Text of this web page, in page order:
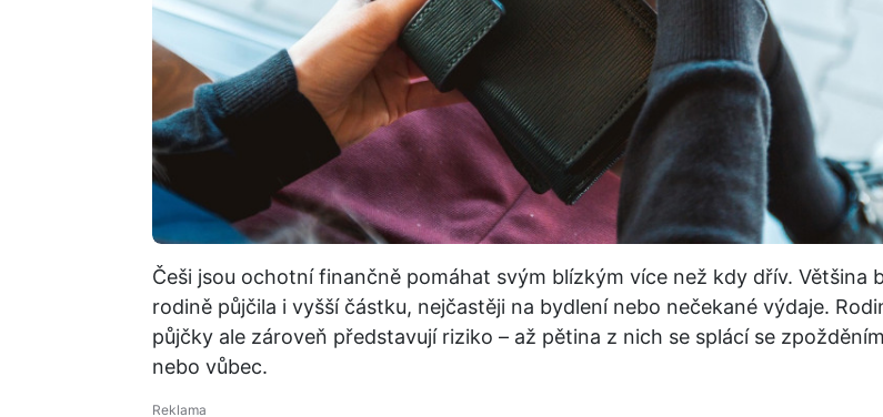
Češi jsou ochotní finančně pomáhat svým blízkým více než kdy dřív. Většina
rodině půjčila i vyšší částku, nejčastěji na bydlení nebo nečekané výdaje.
půjčky ale zároveň představují riziko – až pětina z nich se splácí se zpožděním
nebo vůbec.